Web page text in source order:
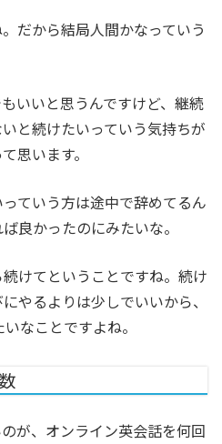
だから結局人間かなっていう
いいと思うんですけど、継続
と続けたいっていう気持ちが
思います。
ていう方は途中で辞めてるん
良かったのにみたいな。
けてということですね。続け
やるよりは少しでいいから、
なことですよね。
が、オンライン英会話を何回